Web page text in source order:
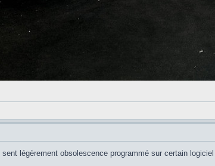
légèrement obsolescence programmé sur certain